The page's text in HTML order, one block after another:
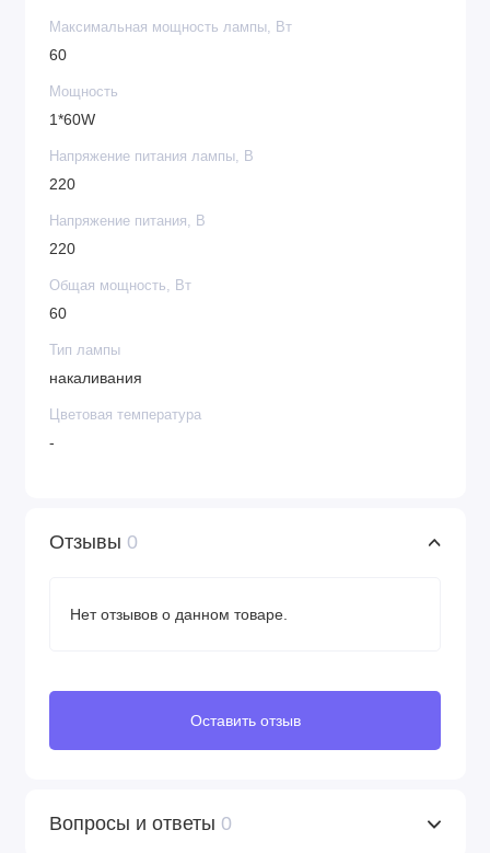
Максимальная мощность лампы, Вт
60
Мощность
1*60W
Напряжение питания лампы, В
220
Напряжение питания, В
220
Общая мощность, Вт
60
Тип лампы
накаливания
Цветовая температура
-
Отзывы 0
Нет отзывов о данном товаре.
Оставить отзыв
Вопросы и ответы 0